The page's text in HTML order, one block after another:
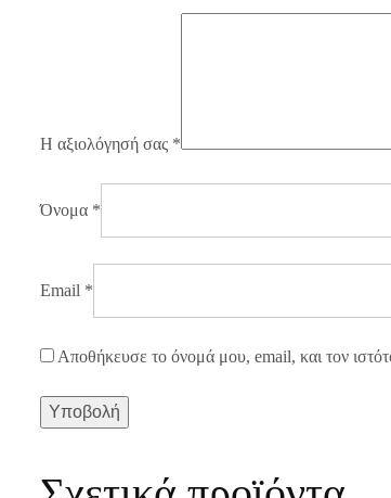
Η αξιολόγησή σας *
Όνομα *
Email *
Αποθήκευσε το όνομά μου, email, και τον